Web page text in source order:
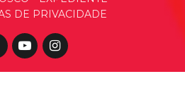
DE PRIVACIDADE